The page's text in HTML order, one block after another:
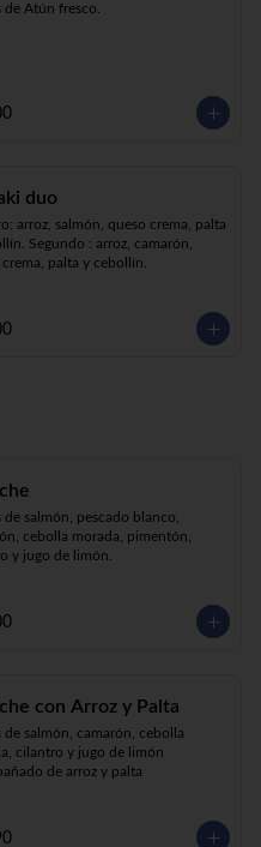
de Atún fresco.
duo
arroz, salmón, queso crema, palta
Segundo : arroz, camarón,
crema, palta y cebollín.
de salmón, pescado blanco,
cebolla morada, pimentón,
y jugo de limón.
con Arroz y Palta
de salmón, camarón, cebolla
cilantro y jugo de limón
de arroz y palta